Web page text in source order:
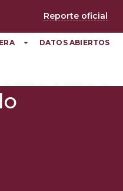
Reporte oficial
DATOS ABIERTOS